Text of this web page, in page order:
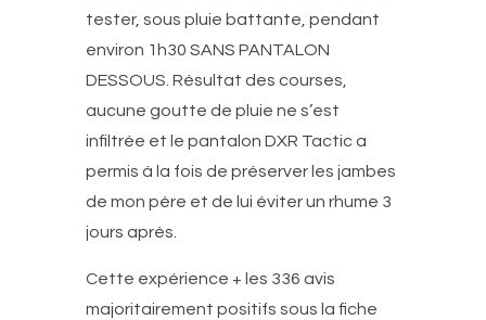
tester, sous pluie battante, pendant
environ 1h30 SANS PANTALON
DESSOUS. Résultat des courses,
aucune goutte de pluie ne s’est
infiltrée et le pantalon DXR Tactic a
permis à la fois de préserver les jambes
de mon père et de lui éviter un rhume 3
jours après.
Cette expérience + les 336 avis
majoritairement positifs sous la fiche